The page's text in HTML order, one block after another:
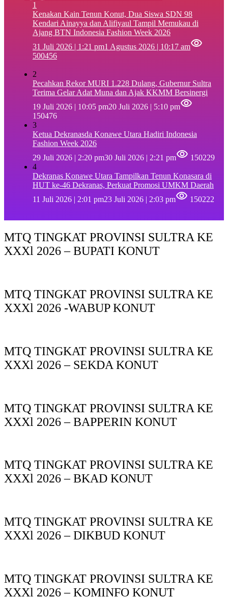
1
‎Kenakan Kain Tenun Konut, Dua Siswa SDN 98
Kendari Ainayya dan Alifiyaul Tampil Memukau di
Ajang BTN Indonesia Fashion Week 2026
31 Juli 2026 | 1:21 pm1 Agustus 2026 | 10:17 am
500456
2
Pecahkan Rekor MURI 1.228 Dulang, Gubernur Sultra
Terima Gelar Adat Muna dan Ajak KKMM Bersinergi
19 Juli 2026 | 10:05 pm20 Juli 2026 | 5:10 pm
150476
3
Ketua Dekranasda Konawe Utara Hadiri Indonesia
Fashion Week 2026
29 Juli 2026 | 2:20 pm30 Juli 2026 | 2:21 pm
150229
4
Dekranas Konawe Utara Tampilkan Tenun Konasara di
HUT ke-46 Dekranas, Perkuat Promosi UMKM Daerah
11 Juli 2026 | 2:01 pm23 Juli 2026 | 2:03 pm 150222
MTQ TINGKAT PROVINSI SULTRA KE
XXXl 2026 – BUPATI KONUT
MTQ TINGKAT PROVINSI SULTRA KE
XXXl 2026 -WABUP KONUT
MTQ TINGKAT PROVINSI SULTRA KE
XXXl 2026 – SEKDA KONUT
MTQ TINGKAT PROVINSI SULTRA KE
XXXl 2026 – BAPPERIN KONUT
MTQ TINGKAT PROVINSI SULTRA KE
XXXl 2026 – BKAD KONUT
MTQ TINGKAT PROVINSI SULTRA KE
XXXl 2026 – DIKBUD KONUT
MTQ TINGKAT PROVINSI SULTRA KE
XXXl 2026 – KOMINFO KONUT